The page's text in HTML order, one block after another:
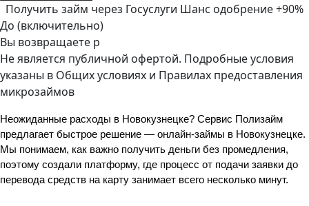
Получить займ через Госуслуги Шанс одобрение +90%
До (включительно)
Вы возвращаете р
Не является публичной офертой. Подробные условия
указаны в Общих условиях и Правилах предоставления
микрозаймов
Неожиданные расходы в Новокузнецке? Сервис Полизайм
предлагает быстрое решение — онлайн-займы в Новокузнецке.
Мы понимаем, как важно получить деньги без промедления,
поэтому создали платформу, где процесс от подачи заявки до
перевода средств на карту занимает всего несколько минут.